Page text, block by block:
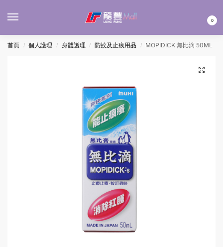
0
首頁 / 個人護理 / 身體護理 / 防蚊及止痕用品 / MOPIDICK 無比滴 50ML